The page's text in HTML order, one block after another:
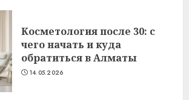
Косметология после 30: с
чего начать и куда
обратиться в Алматы
14.05.2026